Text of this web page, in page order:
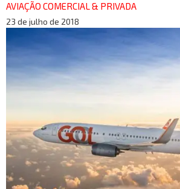
AVIAÇÃO COMERCIAL & PRIVADA
23 de julho de 2018